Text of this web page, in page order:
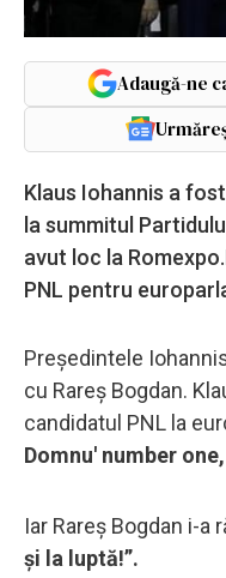
Adaugă-ne
Klaus Iohannis a
la summitul
avut loc la
PNL pentru
Președintele
cu Rareș Bogdan.
candidatul PNL la
Domnu' number
Iar Rareș Bogdan i-a
și la luptă!”.